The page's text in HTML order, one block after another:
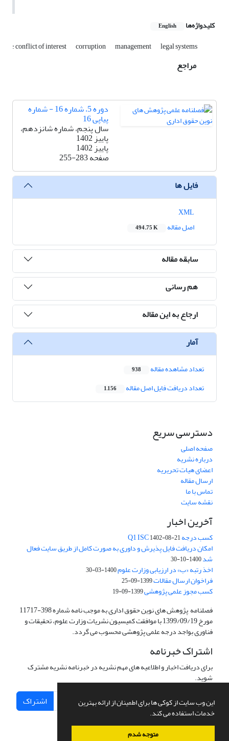
این وب سایت از کوکی ها برای اطمینان از ارائه بهترین
خدمات استفاده می کند.
متوجه شدم
کلیدواژه‌ها English
: conflict of interest corruption management legal systems
مراجع
دوره 5، شماره 16 - شماره
پیاپی 16
سال پنجم، شماره شانزدهم،
پاییز 1402
پاییز 1402
صفحه255-283
فایل ها
اصل مقاله
494.75 K
سابقه مقاله
هم رسانی
ارجاع به این مقاله
آمار
تعداد مشاهده مقاله 938
تعداد دریافت فایل اصل مقاله 1,156
دسترسی سریع
صفحه اصلی
درباره نشریه
اعضای هیات تحریریه
ارسال مقاله
تماس با ما
نقشه سایت
آخرین اخبار
کسب درجه Q1 ISC1402-08-21
امکان دریافت فایل پذیرش و داوری به صورت کامل از طریق سایت فعال
شد1400-10-30
اخذ رتبه «ب» در ارزیابی وزارت علوم1400-03-30
فراخوان ارسال مقالات1399-09-25
کسب مجوز علمی پژوهشی1399-09-19
فصلنامه پژوهش های نوین حقوق اداری به موجب نامه شماره 398-11717
مورخ 1399/09/19 با موافقت کمیسیون نشریات وزارت علوم، تحقیقات و
فناوری بواجد درجه علمی پژوهشی محسوب می گردد.
اشتراک خبرنامه
برای دریافت اخبار و اطلاعیه های مهم نشریه در خبرنامه نشریه مشترک
شوید.
اشتراک